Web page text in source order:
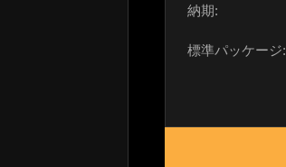
納期:
標準パッケージ: